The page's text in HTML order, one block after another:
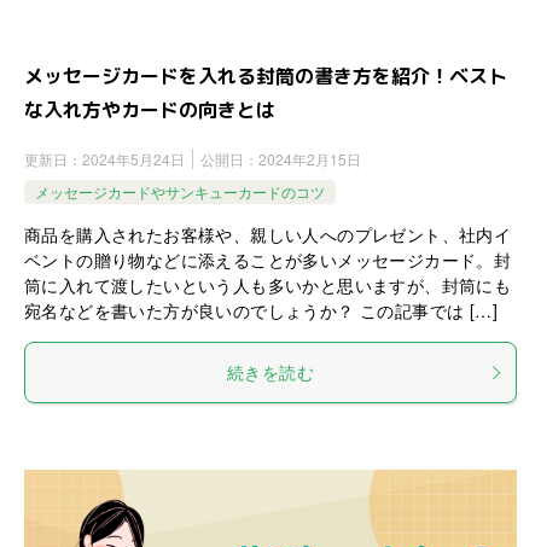
メッセージカードを入れる封筒の書き方を紹介！ベスト
な入れ方やカードの向きとは
更新日： 2024年5月24日 公開日： 2024年2月15日
メッセージカードやサンキューカードのコツ
商品を購入されたお客様や、親しい人へのプレゼント、社内イ
ベントの贈り物などに添えることが多いメッセージカード。封
筒に入れて渡したいという人も多いかと思いますが、封筒にも
宛名などを書いた方が良いのでしょうか？ この記事では […]
続きを読む